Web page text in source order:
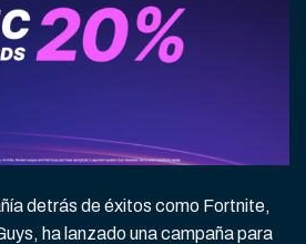
detrás de éxitos como Fortnite,
ha lanzado una campaña para